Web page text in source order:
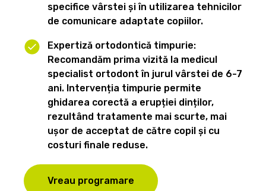
specifice vârstei și în utilizarea tehnicilor
de comunicare adaptate copiilor.
Expertiză ortodontică timpurie:
Recomandăm prima vizită la medicul
specialist ortodont în jurul vârstei de 6-7
ani. Intervenția timpurie permite
ghidarea corectă a erupției dinților,
rezultând tratamente mai scurte, mai
ușor de acceptat de către copil și cu
costuri finale reduse.
Vreau programare